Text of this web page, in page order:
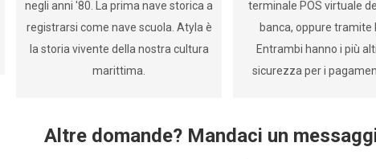
negli anni '80. La prima nave storica a
registrarsi come nave scuola. Atyla è
la storia vivente della nostra cultura
marittima.
terminale POS virtuale
banca, oppure tramite
Entrambi hanno i più
sicurezza per i
Altre domande? Mandaci un